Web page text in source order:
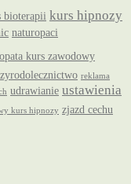
bioterapii kurs hipnozy
naturopaci
kurs zawodowy
reklama
udrawianie ustawienia
kurs hipnozy zjazd cechu